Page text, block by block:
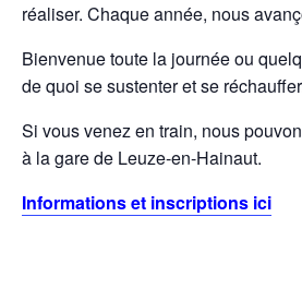
réaliser. Chaque année, nous
Bienvenue toute la journée ou
de quoi se sustenter et se
Si vous venez en train, nous
à la gare de Leuze-en-Hainaut.
Informations et inscriptions ici